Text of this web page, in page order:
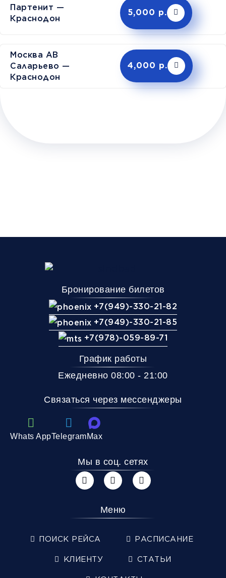
Партенит —
Краснодон
5,000 р.
Москва АВ
Саларьево —
Краснодон
4,000 р.
Бронирование билетов
+7(949)-330-21-82
+7(949)-330-21-85
+7(978)-059-89-71
График работы
Ежедневно 08:00 - 21:00
Связаться через мессенджеры
Whats AppTelegramMax
Мы в соц. сетях
Меню
ПОИСК РЕЙСА РАСПИСАНИЕ
КЛИЕНТУ СТАТЬИ